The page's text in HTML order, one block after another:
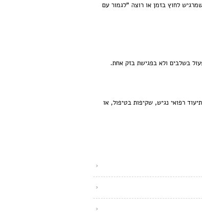
לחוץ בזמן או רוצה "לגמור עם
בשלבים ולא בפגישת בזק אחת.
רפואי נגיש, שקיפות בטיפול, או